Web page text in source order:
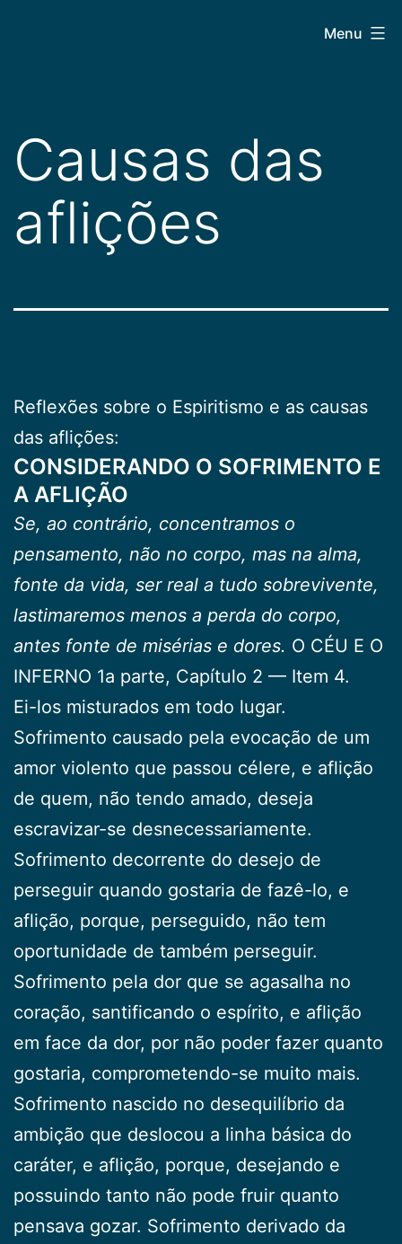
Menu
Causas das
aflições
Reflexões sobre o Espiritismo e as causas
das aflições:
CONSIDERANDO O SOFRIMENTO E
A AFLIÇÃO
Se, ao contrário, concentramos o
pensamento, não no corpo, mas na alma,
fonte da vida, ser real a tudo sobrevivente,
lastimaremos menos a perda do corpo,
antes fonte de misérias e dores. O CÉU E O
INFERNO 1a parte, Capítulo 2 — Item 4.
Ei-los misturados em todo lugar.
Sofrimento causado pela evocação de um
amor violento que passou célere, e aflição
de quem, não tendo amado, deseja
escravizar-se desnecessariamente.
Sofrimento decorrente do desejo de
perseguir quando gostaria de fazê-lo, e
aflição, porque, perseguido, não tem
oportunidade de também perseguir.
Sofrimento pela dor que se agasalha no
coração, santificando o espírito, e aflição
em face da dor, por não poder fazer quanto
gostaria, comprometendo-se muito mais.
Sofrimento nascido no desequilíbrio da
ambição que deslocou a linha básica do
caráter, e aflição, porque, desejando e
possuindo tanto não pode fruir quanto
pensava gozar. Sofrimento derivado da